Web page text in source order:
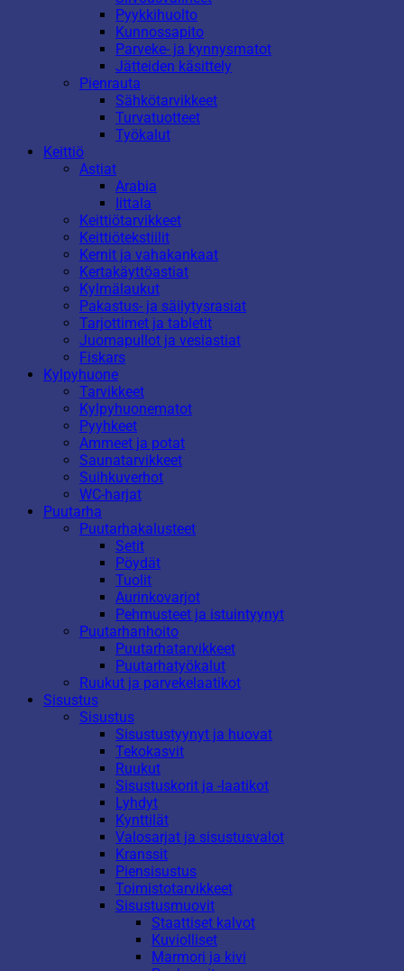
Pyykkihuolto
Kunnossapito
Parveke- ja kynnysmatot
Jätteiden käsittely
Pienrauta
Sähkötarvikkeet
Turvatuotteet
Työkalut
Keittiö
Astiat
Arabia
Iittala
Keittiötarvikkeet
Keittiötekstiilit
Kernit ja vahakankaat
Kertakäyttöastiat
Kylmälaukut
Pakastus- ja säilytysrasiat
Tarjottimet ja tabletit
Juomapullot ja vesiastiat
Fiskars
Kylpyhuone
Tarvikkeet
Kylpyhuonematot
Pyyhkeet
Ammeet ja potat
Saunatarvikkeet
Suihkuverhot
WC-harjat
Puutarha
Puutarhakalusteet
Setit
Pöydät
Tuolit
Aurinkovarjot
Pehmusteet ja istuintyynyt
Puutarhanhoito
Puutarhatarvikkeet
Puutarhatyökalut
Ruukut ja parvekelaatikot
Sisustus
Sisustus
Sisustustyynyt ja huovat
Tekokasvit
Ruukut
Sisustuskorit ja -laatikot
Lyhdyt
Kynttilät
Valosarjat ja sisustusvalot
Kranssit
Piensisustus
Toimistotarvikkeet
Sisustusmuovit
Staattiset kalvot
Kuviolliset
Marmori ja kivi